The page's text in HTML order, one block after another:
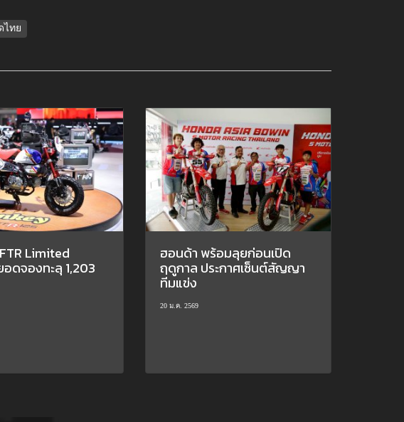
ไทย
Limited
ดจองทะลุ 1,203
ฮอนด้า พร้อมลุยก่อนเปิด
ฤดูกาล ประกาศเซ็นต์สัญญา
ทีมแข่ง
20 ม.ค. 2569